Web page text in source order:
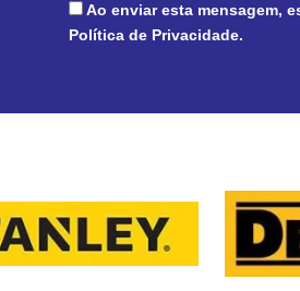
Ao enviar esta mensagem,
Política de Privacidade.